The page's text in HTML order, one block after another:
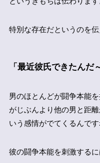
特別な存在だというのを伝
「最近彼氏できたんだ
男のほとんどが闘争本能
がじぶんより他の男と距
いう感情がでてくるんです
彼の闘争本能を刺激するに